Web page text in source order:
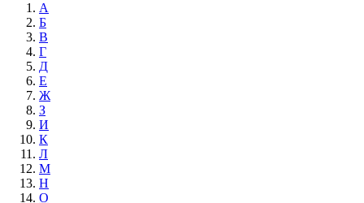
А
Б
В
Г
Д
Е
Ж
З
И
К
Л
М
Н
О